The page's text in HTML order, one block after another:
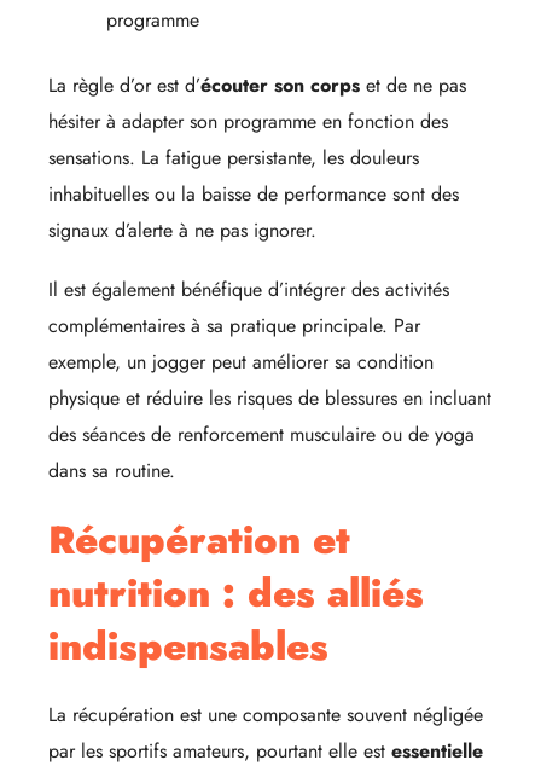
programme
La règle d’or est d’écouter son corps et de ne pas
hésiter à adapter son programme en fonction des
sensations. La fatigue persistante, les douleurs
inhabituelles ou la baisse de performance sont des
signaux d’alerte à ne pas ignorer.
Il est également bénéfique d’intégrer des activités
complémentaires à sa pratique principale. Par
exemple, un jogger peut améliorer sa condition
physique et réduire les risques de blessures en incluant
des séances de renforcement musculaire ou de yoga
dans sa routine.
Récupération et
nutrition : des alliés
indispensables
La récupération est une composante souvent négligée
par les sportifs amateurs, pourtant elle est essentielle